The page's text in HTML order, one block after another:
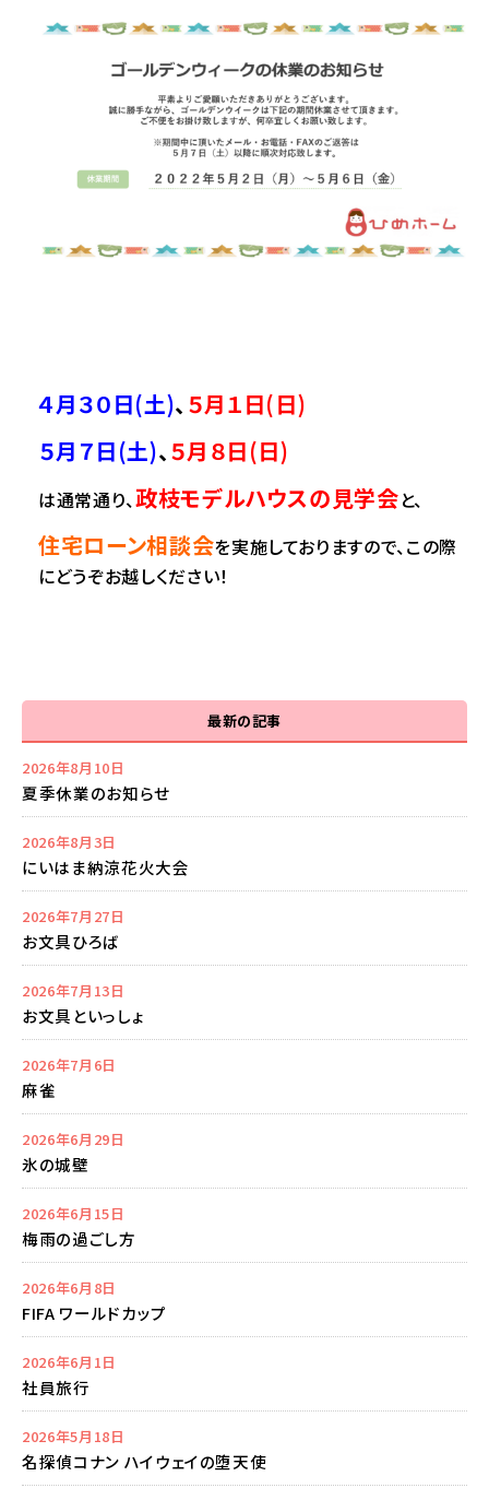
４月３０日(土)、 ５月１日(日)
５月７日(土)、５月８日(日)
は通常通り、政枝モデルハウスの見学会と、
住宅ローン相談会を実施しておりますので、この際
にどうぞお越しください！
最新の記事
2026年8月10日
夏季休業のお知らせ
2026年8月3日
にいはま納涼花火大会
2026年7月27日
お文具ひろば
2026年7月13日
お文具といっしょ
2026年7月6日
麻雀
2026年6月29日
氷の城壁
2026年6月15日
梅雨の過ごし方
2026年6月8日
FIFA ワールドカップ
2026年6月1日
社員旅行
2026年5月18日
名探偵コナン ハイウェイの堕天使